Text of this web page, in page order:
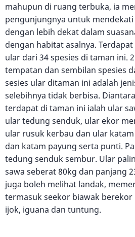
mahupun di ruang terbuka, ia
pengunjungnya untuk
dengan lebih dekat dalam
dengan habitat asalnya.
ular dari 34 spesies di taman ini.
tempatan dan sembilan spesies
sesies ular ditaman ini adalah
selebihnya tidak berbisa.
terdapat di taman ini ialah ular
ular tedung senduk, ular ekor
ular rusuk kerbau dan ular
dan katam payung serta punti.
tedung senduk sembur. Ular
sawa seberat 80kg dan panjang
juga boleh melihat landak,
termasuk seekor biawak
ijok, iguana dan tuntung.